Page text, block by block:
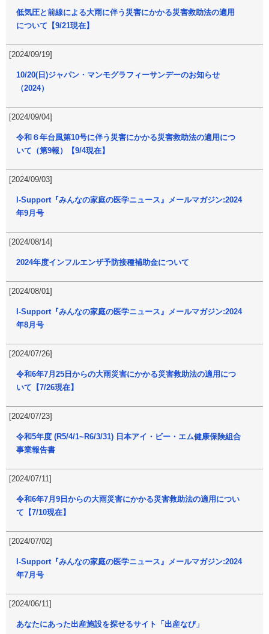
低気圧と前線による大雨に伴う災害にかかる災害救助法の適用
について【9/21現在】
[2024/09/19]
10/20(日)ジャパン・マンモグラフィーサンデーのお知らせ
（2024）
[2024/09/04]
令和６年台風第10号に伴う災害にかかる災害救助法の適用につ
いて（第9報）【9/4現在】
[2024/09/03]
I-Support『みんなの家庭の医学ニュース』メールマガジン:2024
年9月号
[2024/08/14]
2024年度インフルエンザ予防接種補助金について
[2024/08/01]
I-Support『みんなの家庭の医学ニュース』メールマガジン:2024
年8月号
[2024/07/26]
令和6年7月25日からの大雨災害にかかる災害救助法の適用につ
いて【7/26現在】
[2024/07/23]
令和5年度 (R5/4/1~R6/3/31) 日本アイ・ビー・エム健康保険組合
事業報告書
[2024/07/11]
令和6年7月9日からの大雨災害にかかる災害救助法の適用につい
て【7/10現在】
[2024/07/02]
I-Support『みんなの家庭の医学ニュース』メールマガジン:2024
年7月号
[2024/06/11]
あなたにあった出産施設を探せるサイト「出産なび」